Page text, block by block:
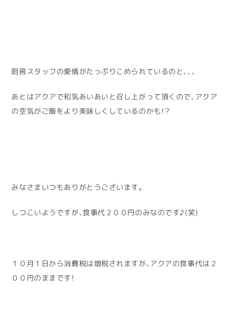
厨房スタッフの愛情がたっぷりこめられているのと、、、
あとはアクアで和気あいあいと召し上がって頂くので、アクア
の空気がご飯をより美味しくしているのかも！？
みなさまいつもありがとうございます。
しつこいようですが、食事代２００円のみなのです♪(笑)
１０月１日から消費税は増税されますが、アクアの食事代は２
００円のままです！